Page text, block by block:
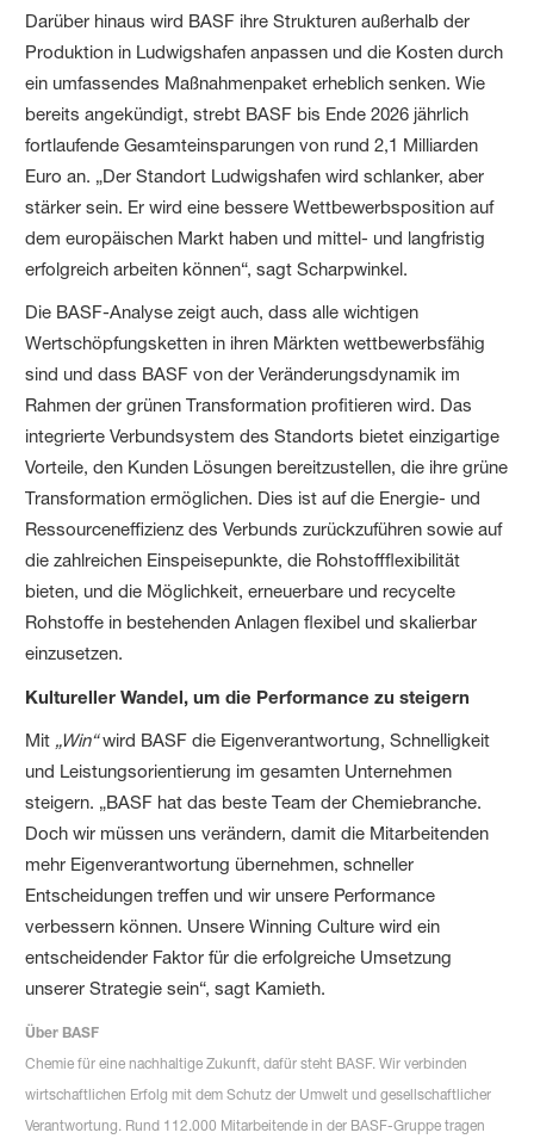
Darüber hinaus wird BASF ihre Strukturen außerhalb der
Produktion in Ludwigshafen anpassen und die Kosten durch
ein umfassendes Maßnahmenpaket erheblich senken. Wie
bereits angekündigt, strebt BASF bis Ende 2026 jährlich
fortlaufende Gesamteinsparungen von rund 2,1 Milliarden
Euro an. „Der Standort Ludwigshafen wird schlanker, aber
stärker sein. Er wird eine bessere Wettbewerbsposition auf
dem europäischen Markt haben und mittel- und langfristig
erfolgreich arbeiten können“, sagt Scharpwinkel.
Die BASF-Analyse zeigt auch, dass alle wichtigen
Wertschöpfungsketten in ihren Märkten wettbewerbsfähig
sind und dass BASF von der Veränderungsdynamik im
Rahmen der grünen Transformation profitieren wird. Das
integrierte Verbundsystem des Standorts bietet einzigartige
Vorteile, den Kunden Lösungen bereitzustellen, die ihre grüne
Transformation ermöglichen. Dies ist auf die Energie- und
Ressourceneffizienz des Verbunds zurückzuführen sowie auf
die zahlreichen Einspeisepunkte, die Rohstoffflexibilität
bieten, und die Möglichkeit, erneuerbare und recycelte
Rohstoffe in bestehenden Anlagen flexibel und skalierbar
einzusetzen.
Kultureller Wandel, um die Performance zu steigern
Mit „Win“wird BASF die Eigenverantwortung, Schnelligkeit
und Leistungsorientierung im gesamten Unternehmen
steigern. „BASF hat das beste Team der Chemiebranche.
Doch wir müssen uns verändern, damit die Mitarbeitenden
mehr Eigenverantwortung übernehmen, schneller
Entscheidungen treffen und wir unsere Performance
verbessern können. Unsere Winning Culture wird ein
entscheidender Faktor für die erfolgreiche Umsetzung
unserer Strategie sein“, sagt Kamieth.
Über BASF
Chemie für eine nachhaltige Zukunft, dafür steht BASF. Wir verbinden
wirtschaftlichen Erfolg mit dem Schutz der Umwelt und gesellschaftlicher
Verantwortung. Rund 112.000 Mitarbeitende in der BASF-Gruppe tragen